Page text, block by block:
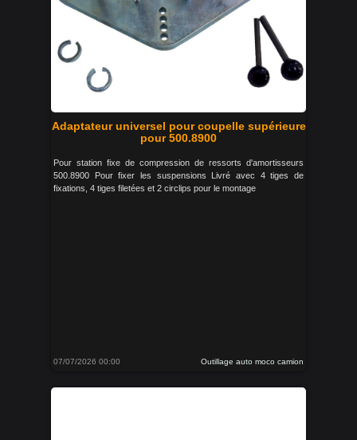
Adaptateur universel pour coupelle supérieure
pour 500.8900
Pour station fixe de compression de ressorts d'amortisseurs
500.8900 Pour fixer les suspensions Livré avec 4 tiges de
fixations, 4 tiges filetées et 2 circlips pour le montage
07/07/2026 00:00 Outillage auto moco camion